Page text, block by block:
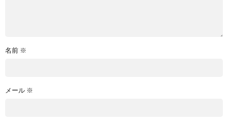
名前 ※
メール ※